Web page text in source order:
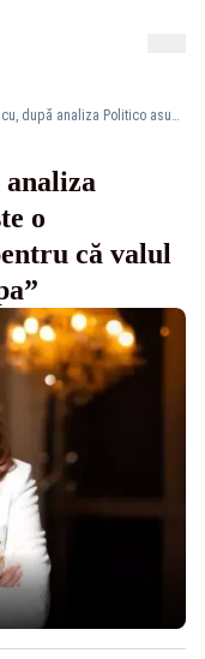
Anca Alexandrescu, după analiza Politico asupra AUR: „Este o îngrijorare la Bruxelles pentru că valul suveranist crește în Europa”
analiza
o
că valul